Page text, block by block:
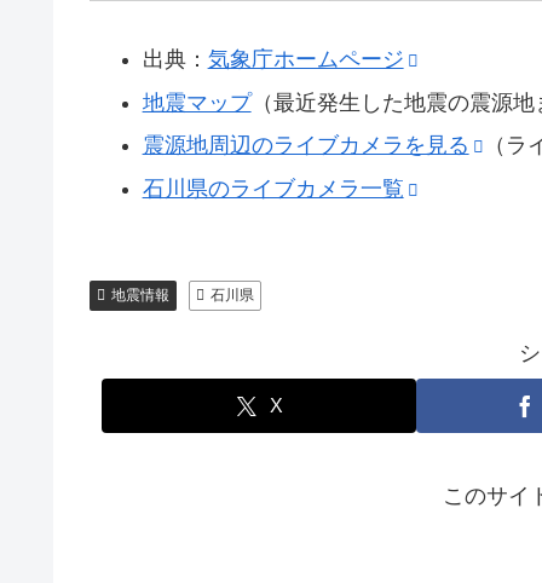
出典： 気象庁ホームページ
地震マップ（最近発生した地震の震源地
震源地周辺のライブカメラを見る
（ラ
石川県のライブカメラ一覧
地震情報 石川県
X
このサイ